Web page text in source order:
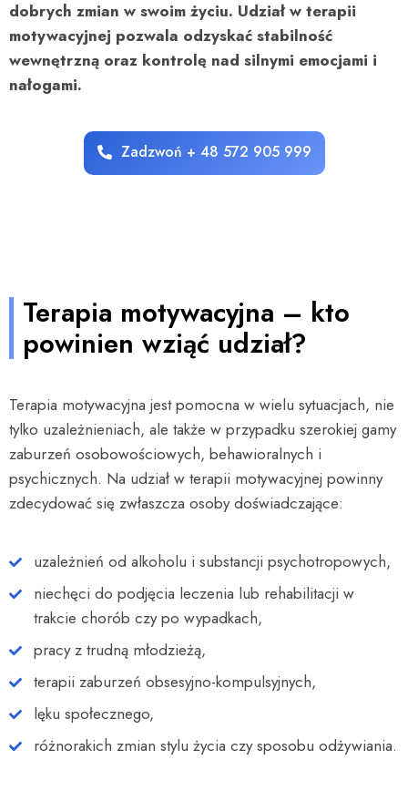
dobrych zmian w swoim życiu. Udział w terapii
motywacyjnej pozwala odzyskać stabilność
wewnętrzną oraz kontrolę nad silnymi emocjami i
nałogami.
Zadzwoń + 48 572 905 999
Terapia motywacyjna – kto
powinien wziąć udział?
Terapia motywacyjna jest pomocna w wielu sytuacjach, nie
tylko uzależnieniach, ale także w przypadku szerokiej gamy
zaburzeń osobowościowych, behawioralnych i
psychicznych. Na udział w terapii motywacyjnej powinny
zdecydować się zwłaszcza osoby doświadczające:
uzależnień od alkoholu i substancji psychotropowych,
niechęci do podjęcia leczenia lub rehabilitacji w
trakcie chorób czy po wypadkach,
pracy z trudną młodzieżą,
terapii zaburzeń obsesyjno-kompulsyjnych,
lęku społecznego,
różnorakich zmian stylu życia czy sposobu odżywiania.